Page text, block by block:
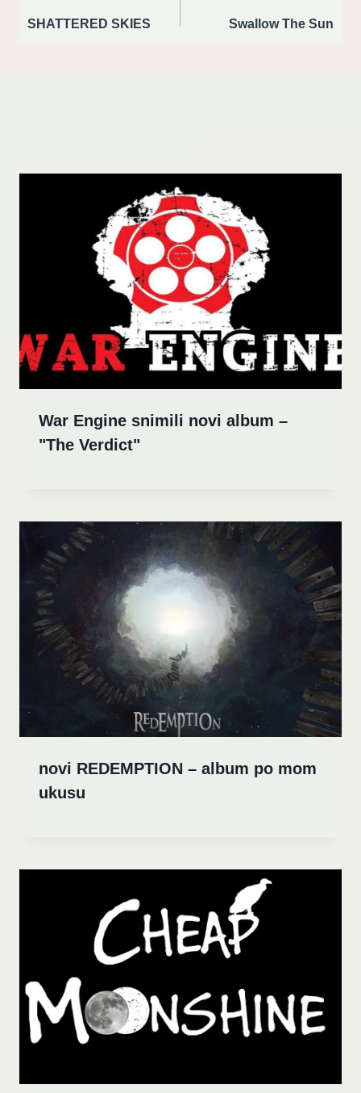
navigation
SHATTERED SKIES Swallow The Sun
War Engine snimili novi album –
"The Verdict"
novi REDEMPTION – album po mom
ukusu